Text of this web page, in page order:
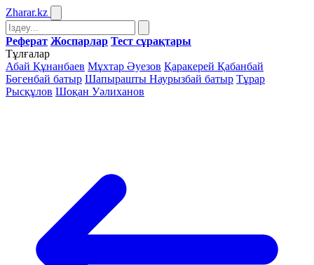
Zharar.kz
Реферат Жоспарлар Тест сұрақтары
Тұлғалар
Абай Құнанбаев Мұхтар Әуезов Қаракерей Қабанбай
Бөгенбай батыр Шапырашты Наурызбай батыр Тұрар
Рысқұлов Шоқан Уәлиханов